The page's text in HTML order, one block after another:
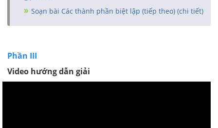
Soạn bài Các thành phần biệt lập (tiếp theo) (chi tiết)
Phần III
Video hướng dẫn giải